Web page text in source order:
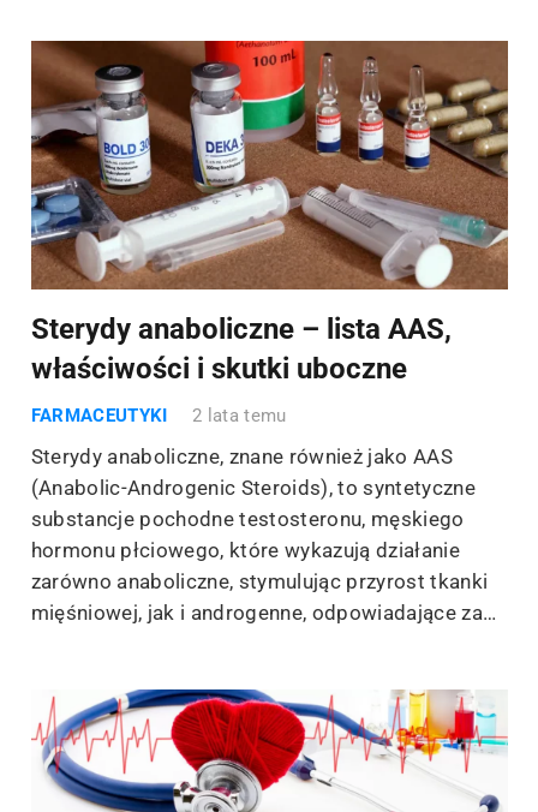
Sterydy anaboliczne – lista AAS,
właściwości i skutki uboczne
FARMACEUTYKI 2 lata temu
Sterydy anaboliczne, znane również jako AAS
(Anabolic-Androgenic Steroids), to syntetyczne
substancje pochodne testosteronu, męskiego
hormonu płciowego, które wykazują działanie
zarówno anaboliczne, stymulując przyrost tkanki
mięśniowej, jak i androgenne, odpowiadające za…